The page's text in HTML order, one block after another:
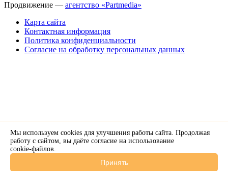
Продвижение — агентство «Partmedia»
Карта сайта
Контактная информация
Политика конфиденциальности
Согласие на обработку персональных данных
Напишите нам в Telegram
Мы используем cookies для улучшения работы сайта. Продолжая
работу с сайтом, вы даёте согласие на использование
cookie-файлов.
Принять